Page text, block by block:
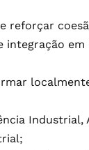
reforçar
Industrial,